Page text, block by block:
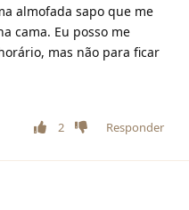
almofada sapo que me
cama. Eu posso me
mas não para ficar
2 Responder